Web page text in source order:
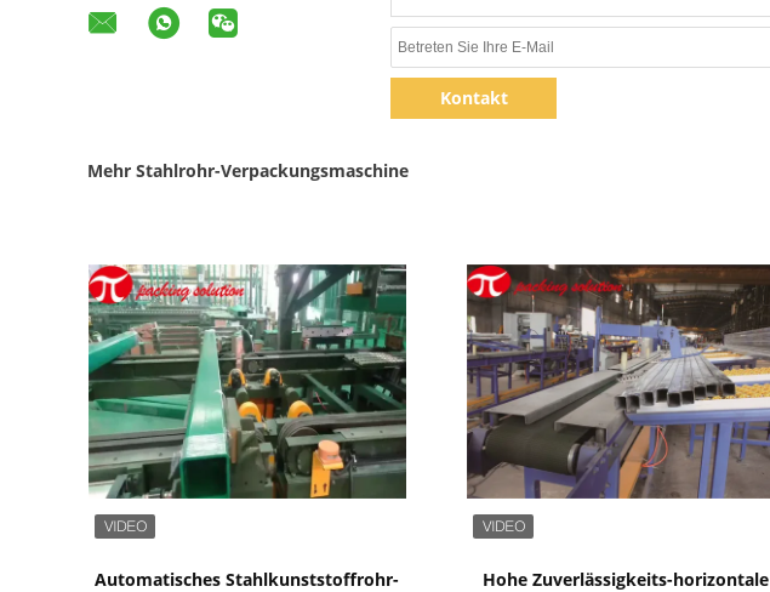
Kontakt
Mehr Stahlrohr-Verpackungsmaschine
Automatisches Stahlkunststoffrohr-
Hohe Zuverlässigkeits-horizontale